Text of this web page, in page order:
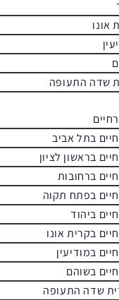
אונו
שדה התעופה
בתל אביב
בראשון לציון
ברחובות
בפתח תקוה
ביהוד
בקרית אונו
במודיעין
בשוהם
שדה התעופה